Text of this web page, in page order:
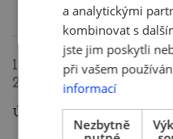
15. 9.
2026
Černa.ai
Účast AMSP ČR. https://
a analytickými
kombinovat s
jste jim poskytli
při vašem
informací
Nezbytně